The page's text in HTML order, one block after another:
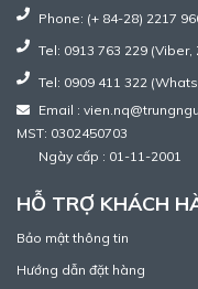
Phone: (+ 84-28) 2217
Tel: 0913 763 229 (Viber,
Tel: 0909 411 322
Email :
MST: 0302450703
Ngày cấp : 01-11-2001
HỖ TRỢ KHÁCH
Bảo mật thông tin
Hướng dẫn đặt hàng